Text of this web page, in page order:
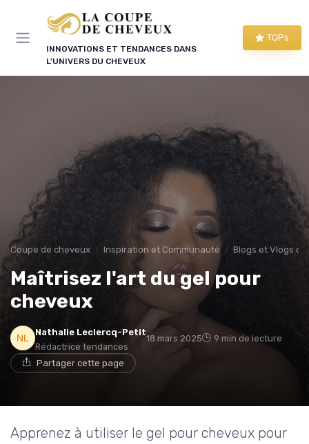
INNOVATIONS ET TENDANCES DANS
L'UNIVERS DU CHEVEUX
TOPs
Coupe de cheveux Inspiration et Communauté Blogs et Vlogs
Maîtrisez l'art du gel pour
cheveux
Nathalie Leclercq-Petit
Rédactrice tendances
18 mars 2025 9 min de lecture
Partager cette page
Apprenez à utiliser le gel pour cheveux pour